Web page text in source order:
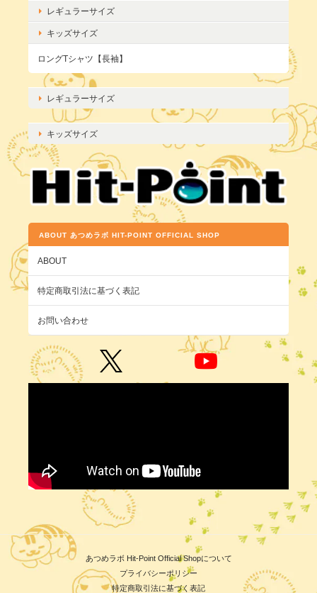
レギュラーサイズ
キッズサイズ
ロングTシャツ【長袖】
レギュラーサイズ
キッズサイズ
ABOUT あつめラボ HIT-POINT OFFICIAL SHOP
ABOUT
特定商取引法に基づく表記
お問い合わせ
あつめラボ Hit-Point Official Shopについて
プライバシーポリシー
特定商取引法に基づく表記